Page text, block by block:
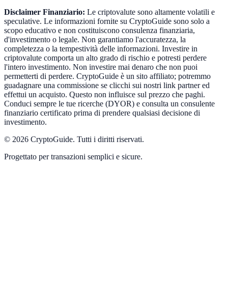
Disclaimer Finanziario: Le criptovalute sono altamente volatili e
speculative. Le informazioni fornite su CryptoGuide sono solo a
scopo educativo e non costituiscono consulenza finanziaria,
d'investimento o legale. Non garantiamo l'accuratezza, la
completezza o la tempestività delle informazioni. Investire in
criptovalute comporta un alto grado di rischio e potresti perdere
l'intero investimento. Non investire mai denaro che non puoi
permetterti di perdere. CryptoGuide è un sito affiliato; potremmo
guadagnare una commissione se clicchi sui nostri link partner ed
effettui un acquisto. Questo non influisce sul prezzo che paghi.
Conduci sempre le tue ricerche (DYOR) e consulta un consulente
finanziario certificato prima di prendere qualsiasi decisione di
investimento.
© 2026 CryptoGuide. Tutti i diritti riservati.
Progettato per transazioni semplici e sicure.